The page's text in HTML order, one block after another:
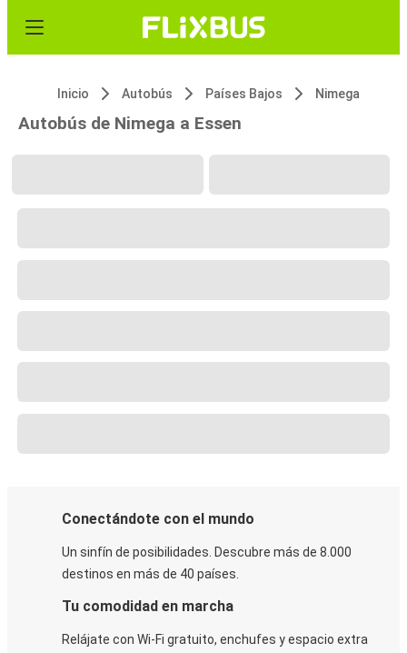
Inicio Autobús Países Bajos Nimega
Autobús de Nimega a Essen
Conectándote con el mundo
Un sinfín de posibilidades. Descubre más de 8.000
destinos en más de 40 países.
Tu comodidad en marcha
Relájate con Wi-Fi gratuito, enchufes y espacio extra